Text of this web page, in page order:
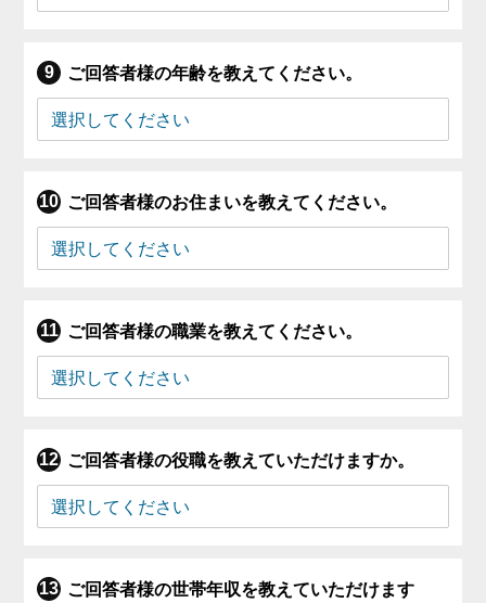
ご回答者様の年齢を教えてください。
ご回答者様のお住まいを教えてください。
ご回答者様の職業を教えてください。
ご回答者様の役職を教えていただけますか。
ご回答者様の世帯年収を教えていただけます